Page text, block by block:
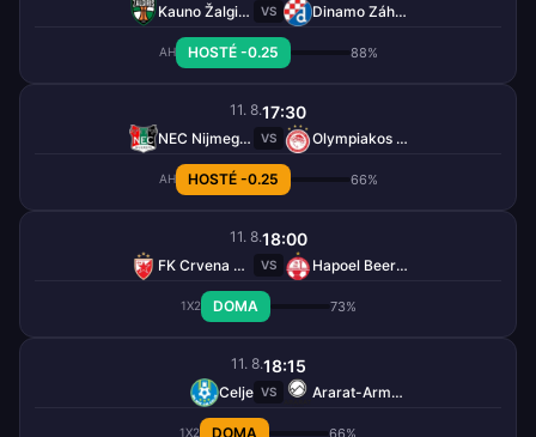
Kauno Žalgiris VS Dinamo Záhřeb
AH HOSTÉ -0.25 88%
11. 8.17:30
NEC Nijmegen VS Olympiakos Piraeus
AH HOSTÉ -0.25 66%
11. 8.18:00
FK Crvena Zvezda VS Hapoel Beer Ševa
1X2 DOMA 73%
11. 8.18:15
Celje VS Ararat-Armenia
1X2 DOMA 66%